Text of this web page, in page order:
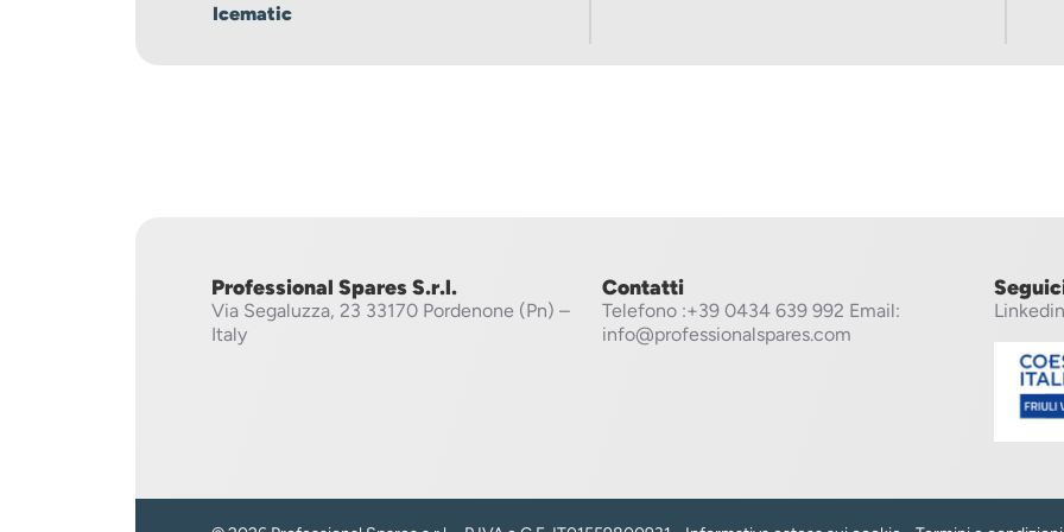
Icematic
Professional Spares S.r.l.
Via Segaluzza, 23 33170 Pordenone (Pn) –
Italy
Contatti
Telefono :+39 0434 639 992 Email:
info@professionalspares.com
Linkedin